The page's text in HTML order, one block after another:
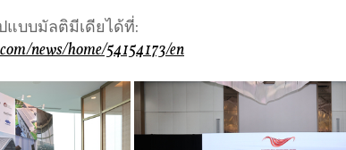
แบบมัลติมีเดียได้ที่:
news/home/54154173/en